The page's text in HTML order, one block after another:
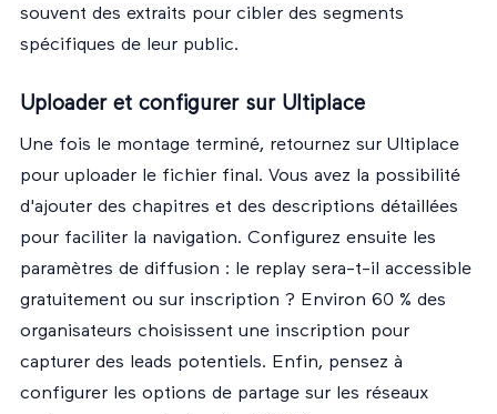
souvent des extraits pour cibler des segments
spécifiques de leur public.
Uploader et configurer sur Ultiplace
Une fois le montage terminé, retournez sur Ultiplace
pour uploader le fichier final. Vous avez la possibilité
d'ajouter des chapitres et des descriptions détaillées
pour faciliter la navigation. Configurez ensuite les
paramètres de diffusion : le replay sera-t-il accessible
gratuitement ou sur inscription ? Environ 60 % des
organisateurs choisissent une inscription pour
capturer des leads potentiels. Enfin, pensez à
configurer les options de partage sur les réseaux